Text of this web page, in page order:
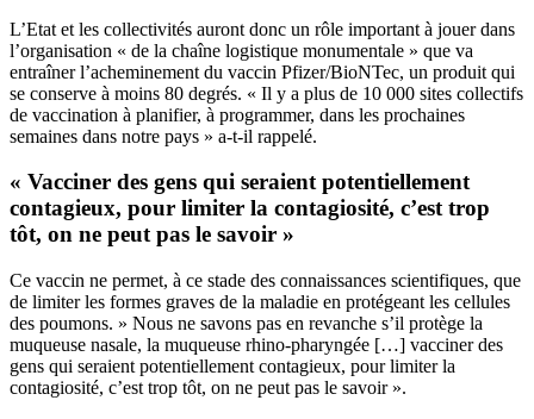
L’Etat et les collectivités auront donc un rôle important à jouer dans
l’organisation « de la chaîne logistique monumentale » que va
entraîner l’acheminement du vaccin Pfizer/BioNTec, un produit qui
se conserve à moins 80 degrés. « Il y a plus de 10 000 sites collectifs
de vaccination à planifier, à programmer, dans les prochaines
semaines dans notre pays » a-t-il rappelé.
« Vacciner des gens qui seraient potentiellement
contagieux, pour limiter la contagiosité, c’est trop
tôt, on ne peut pas le savoir »
Ce vaccin ne permet, à ce stade des connaissances scientifiques, que
de limiter les formes graves de la maladie en protégeant les cellules
des poumons. » Nous ne savons pas en revanche s’il protège la
muqueuse nasale, la muqueuse rhino-pharyngée […] vacciner des
gens qui seraient potentiellement contagieux, pour limiter la
contagiosité, c’est trop tôt, on ne peut pas le savoir ».